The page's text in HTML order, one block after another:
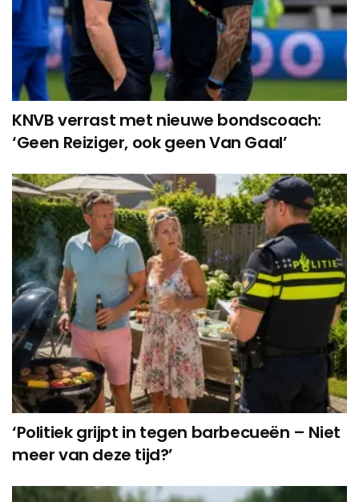
KNVB verrast met nieuwe bondscoach:
‘Geen Reiziger, ook geen Van Gaal’
‘Politiek grijpt in tegen barbecueën – Niet
meer van deze tijd?’